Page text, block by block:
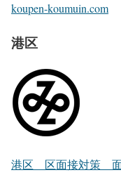
koupen-koumuin.com
港区
港区 区面接対策 面